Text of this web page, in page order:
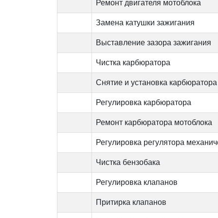
Ремонт двигателя мотоблока
Замена катушки зажигания
Выставление зазора зажигания
Чистка карбюратора
Снятие и установка карбюратора
Регулировка карбюратора
Ремонт карбюратора мотоблока
Регулировка регулятора
Чистка бензобака
Регулировка клапанов
Притирка клапанов